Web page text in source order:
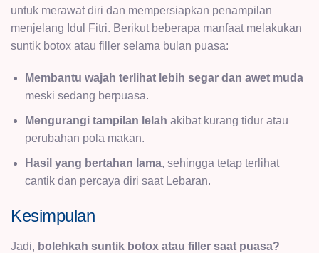
untuk merawat diri dan mempersiapkan penampilan
menjelang Idul Fitri. Berikut beberapa manfaat melakukan
suntik botox atau filler selama bulan puasa:
Membantu wajah terlihat lebih segar dan awet muda
meski sedang berpuasa.
Mengurangi tampilan lelah akibat kurang tidur atau
perubahan pola makan.
Hasil yang bertahan lama, sehingga tetap terlihat
cantik dan percaya diri saat Lebaran.
Kesimpulan
Jadi, bolehkah suntik botox atau filler saat puasa?